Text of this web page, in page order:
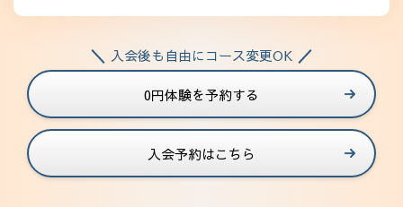
入会後も自由にコース変更OK
0円体験を予約する
入会予約はこちら